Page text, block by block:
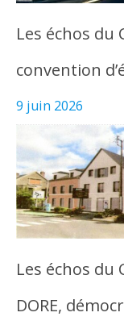
Les échos du
convention
9 juin 2026
Les échos du
DORE,